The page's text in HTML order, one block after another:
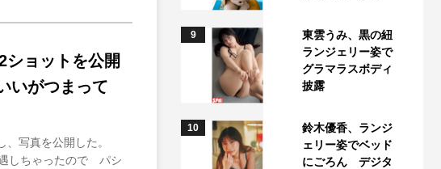
ョットを公開
いがつまって
写真を公開した。
しちゃったので パシ
9
東雲うみ、黒の紐
ランジェリー姿で
グラマラスボディ
披露
10
鈴木優香、ランジ
ェリー姿でベッド
にごろん デジタ